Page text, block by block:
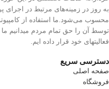
به‌ روز در زمینه‌های مرتبط در اجرای
محسوب می‌شود.ما استفاده از
توسط آن را حق تمام مردم میدانیم
فعالیتهای خود قرار داده ایم.
دسترسی سریع
صفحه اصلی
فروشگاه